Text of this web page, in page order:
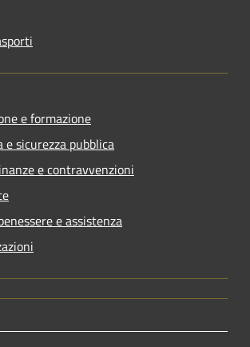
e formazione
e sicurezza pubblica
e contravvenzioni
e assistenza